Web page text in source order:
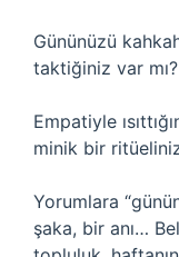
Gününüzü
taktiğiniz var mı?
Empatiyle
minik bir
Yorumlara
şaka, bir anı…